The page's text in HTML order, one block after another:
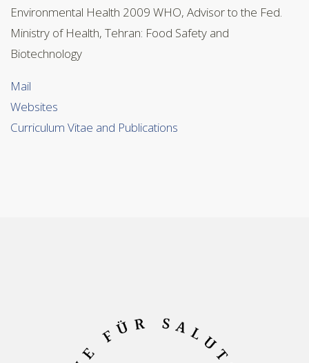
Environmental Health 2009 WHO, Advisor to the Fed.
Ministry of Health, Tehran: Food Safety and
Biotechnology
Mail
Websites
Curriculum Vitae and Publications